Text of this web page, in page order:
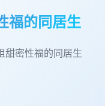
福的同居生
甜密性福的同居生